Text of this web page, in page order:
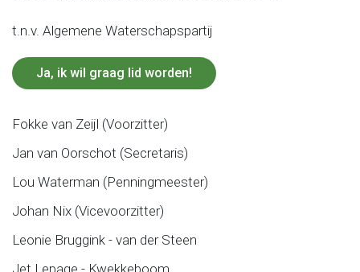
t.n.v. Algemene Waterschapspartij
Ja, ik wil graag lid worden!
Fokke van Zeijl (Voorzitter)
Jan van Oorschot (Secretaris)
Lou Waterman (Penningmeester)
Johan Nix (Vicevoorzitter)
Leonie Bruggink - van der Steen
Jet Lepage - Kwekkeboom